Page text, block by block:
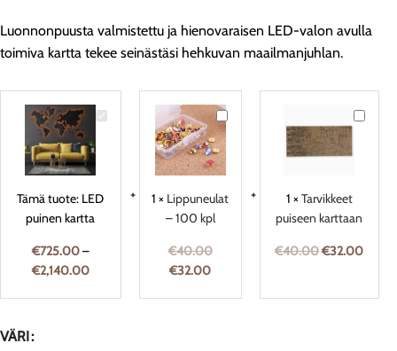
Luonnonpuusta valmistettu ja hienovaraisen LED-valon avulla
toimiva kartta tekee seinästäsi hehkuvan maailmanjuhlan.
LED
kartta
Tämä tuote: LED
puinen kartta
€725.00–
€2,140.00
Lippuneulat
–
100
kpl
1 × Lippuneulat
– 100 kpl
€40.00
€32.00
1 × Tarvikkeet
puiseen karttaan
€40.00€32.00
VÄRI